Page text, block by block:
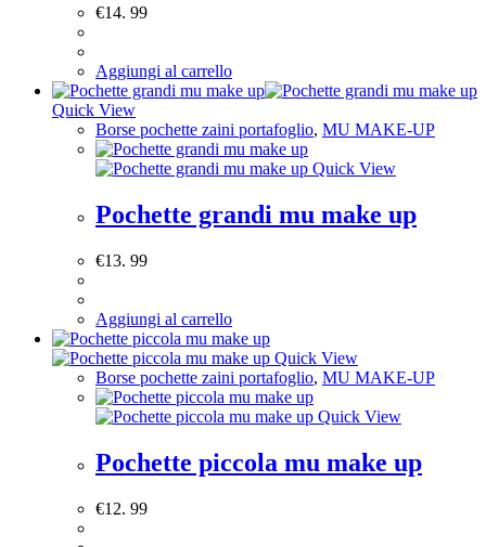
€14. 99
Aggiungi al carrello
Quick View
Borse pochette zaini portafoglio, MU MAKE-UP
Quick View
Pochette grandi mu make up
€13. 99
Aggiungi al carrello
Quick View
Borse pochette zaini portafoglio, MU MAKE-UP
Quick View
Pochette piccola mu make up
€12. 99